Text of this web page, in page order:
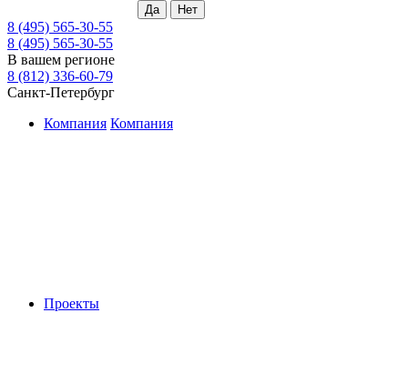
8 (495) 565-30-55
8 (495) 565-30-55
В вашем регионе
8 (812) 336-60-79
Санкт-Петербург
Компания Компания
Проекты